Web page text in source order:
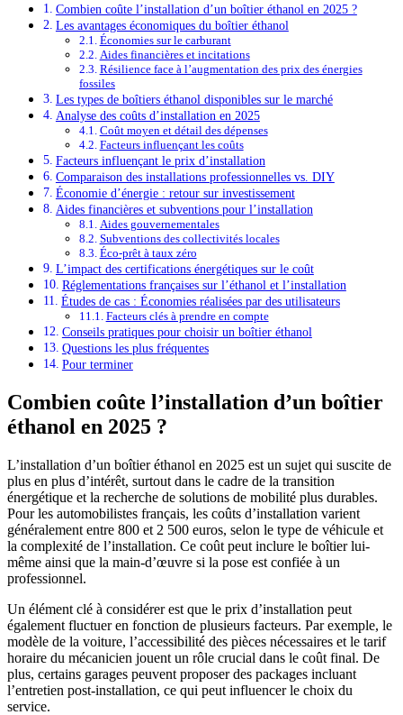
Combien coûte l’installation d’un boîtier éthanol en 2025 ?
Les avantages économiques du boîtier éthanol
Économies sur le carburant
Aides financières et incitations
Résilience face à l’augmentation des prix des énergies
fossiles
Les types de boîtiers éthanol disponibles sur le marché
Analyse des coûts d’installation en 2025
Coût moyen et détail des dépenses
Facteurs influençant les coûts
Facteurs influençant le prix d’installation
Comparaison des installations professionnelles vs. DIY
Économie d’énergie : retour sur investissement
Aides financières et subventions pour l’installation
Aides gouvernementales
Subventions des collectivités locales
Éco-prêt à taux zéro
L’impact des certifications énergétiques sur le coût
Réglementations françaises sur l’éthanol et l’installation
Études de cas : Économies réalisées par des utilisateurs
Facteurs clés à prendre en compte
Conseils pratiques pour choisir un boîtier éthanol
Questions les plus fréquentes
Pour terminer
Combien coûte l’installation d’un boîtier
éthanol en 2025 ?
L’installation d’un boîtier éthanol en 2025 est un sujet qui suscite de
plus en plus d’intérêt, surtout dans le cadre de la transition
énergétique et la recherche de solutions de mobilité plus durables.
Pour les automobilistes français, les coûts d’installation varient
généralement entre 800 et 2 500 euros, selon le type de véhicule et
la complexité de l’installation. Ce coût peut inclure le boîtier lui-
même ainsi que la main-d’œuvre si la pose est confiée à un
professionnel.
Un élément clé à considérer est que le prix d’installation peut
également fluctuer en fonction de plusieurs facteurs. Par exemple, le
modèle de la voiture, l’accessibilité des pièces nécessaires et le tarif
horaire du mécanicien jouent un rôle crucial dans le coût final. De
plus, certains garages peuvent proposer des packages incluant
l’entretien post-installation, ce qui peut influencer le choix du
service.